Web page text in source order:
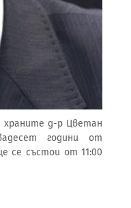
храните д-р Цветан
години от
се състои от 11:00